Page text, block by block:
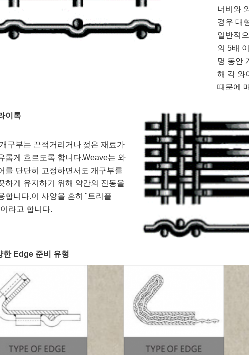
너비와
경우 대
일반적
의 5배
명 동안
해 각 와
때문에
이록
구부는 끈적거리거나 젖은 재료가
롭게 흐르도록 합니다.Weave는 와
를 단단히 고정하면서도 개구부를
하게 유지하기 위해 약간의 진동을
합니다.이 사양을 흔히 "트리플
라고 합니다.
한 Edge 준비 유형